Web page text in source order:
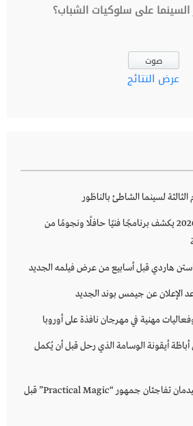
السينما على سلوكيات الشباب؟
عرض النتائج
لسينما الشاطئ بالناظور
مهرجان صيف الأوداية 2026 يكشف برنامجًا فنيًا حافلًا ونجومًا من
هاردي قبل أسابيع من عرض فيلمه الجديد
الإعلان عن جيمس بوند الجديد
أيقونة الوسامة الذي رحل قبل أن يُكمل
ساندرا بولوك ونيكول كيدمان تفاجئان جمهور “Practical Magic” قبل